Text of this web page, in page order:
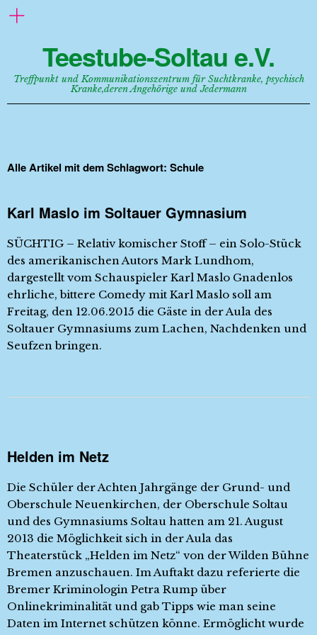
Teestube-Soltau e.V.
Treffpunkt und Kommunikationszentrum für Suchtkranke, psychisch
Kranke,deren Angehörige und Jedermann
Alle Artikel mit dem Schlagwort: Schule
Karl Maslo im Soltauer Gymnasium
SÜCHTIG – Relativ komischer Stoff – ein Solo-Stück
des amerikanischen Autors Mark Lundhom,
dargestellt vom Schauspieler Karl Maslo Gnadenlos
ehrliche, bittere Comedy mit Karl Maslo soll am
Freitag, den 12.06.2015 die Gäste in der Aula des
Soltauer Gymnasiums zum Lachen, Nachdenken und
Seufzen bringen.
Helden im Netz
Die Schüler der Achten Jahrgänge der Grund- und
Oberschule Neuenkirchen, der Oberschule Soltau
und des Gymnasiums Soltau hatten am 21. August
2013 die Möglichkeit sich in der Aula das
Theaterstück „Helden im Netz“ von der Wilden Bühne
Bremen anzuschauen. Im Auftakt dazu referierte die
Bremer Kriminologin Petra Rump über
Onlinekriminalität und gab Tipps wie man seine
Daten im Internet schützen könne. Ermöglicht wurde